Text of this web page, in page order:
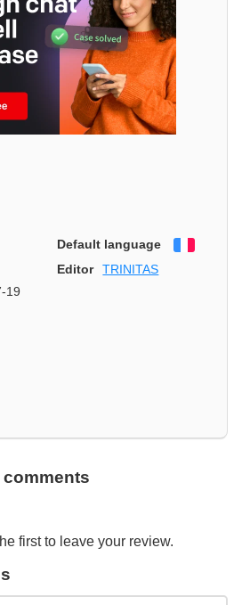
Default language
Editor
TRINITAS
19
first to leave your review.